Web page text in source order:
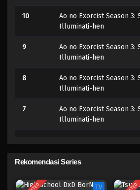
10
Ao no Exorcist Season 3:
Illuminati-hen
9
Ao no Exorcist Season 3:
Illuminati-hen
8
Ao no Exorcist Season 3:
Illuminati-hen
7
Ao no Exorcist Season 3:
Illuminati-hen
5
Ao no Exorcist Season 3:
Illuminati-hen
Rekomendasi Series
TV